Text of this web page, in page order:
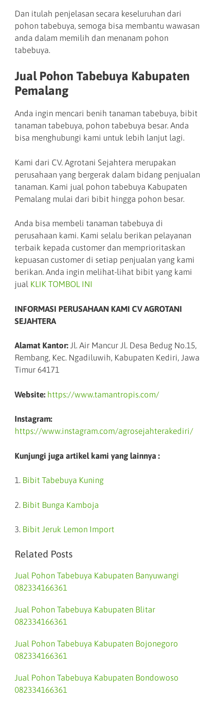
Dan itulah penjelasan secara keseluruhan dari
pohon tabebuya, semoga bisa membantu wawasan
anda dalam memilih dan menanam pohon
tabebuya.
Jual Pohon Tabebuya Kabupaten
Pemalang
Anda ingin mencari benih tanaman tabebuya, bibit
tanaman tabebuya, pohon tabebuya besar. Anda
bisa menghubungi kami untuk lebih lanjut lagi.
Kami dari CV. Agrotani Sejahtera merupakan
perusahaan yang bergerak dalam bidang penjualan
tanaman. Kami jual pohon tabebuya Kabupaten
Pemalang mulai dari bibit hingga pohon besar.
Anda bisa membeli tanaman tabebuya di
perusahaan kami. Kami selalu berikan pelayanan
terbaik kepada customer dan memprioritaskan
kepuasan customer di setiap penjualan yang kami
berikan. Anda ingin melihat-lihat bibit yang kami
jual KLIK TOMBOL INI
INFORMASI PERUSAHAAN KAMI CV AGROTANI
SEJAHTERA
Alamat Kantor: Jl. Air Mancur Jl. Desa Bedug No.15,
Rembang, Kec. Ngadiluwih, Kabupaten Kediri, Jawa
Timur 64171
Website: https://www.tamantropis.com/
Instagram:
https://www.instagram.com/agrosejahterakediri/
Kunjungi juga artikel kami yang lainnya :
1. Bibit Tabebuya Kuning
2. Bibit Bunga Kamboja
3. Bibit Jeruk Lemon Import
Related Posts
Jual Pohon Tabebuya Kabupaten Banyuwangi
082334166361
Jual Pohon Tabebuya Kabupaten Blitar
082334166361
Jual Pohon Tabebuya Kabupaten Bojonegoro
082334166361
Jual Pohon Tabebuya Kabupaten Bondowoso
082334166361